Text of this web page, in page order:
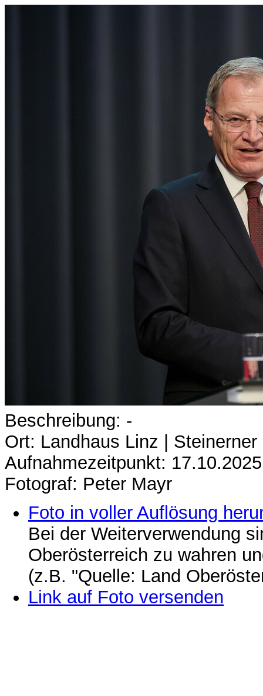
Beschreibung: -
Ort: Landhaus Linz | Steinerner
Aufnahmezeitpunkt: 17.10.2025
Fotograf: Peter Mayr
Foto in voller Auflösung
Bei der Weiterverwendung
Oberösterreich zu wahren
(z.B. "Quelle: Land
Link auf Foto versenden